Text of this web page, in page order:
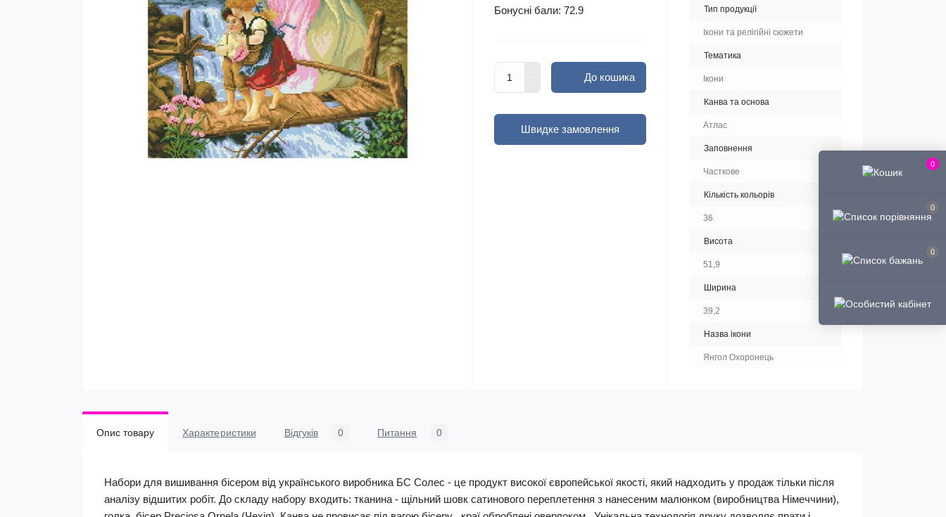
0
0
0
Бонусні бали: 72.9
До кошика
Швидке замовлення
Тип продукції
Ікони та релігійні сюжети
Тематика
Ікони
Канва та основа
Атлас
Заповнення
Часткове
Кількість кольорів
36
Висота
51,9
Ширина
39,2
Назва ікони
Янгол Охоронець
Опис товару Характеристики Відгуків 0 Питання 0
Набори для вишивання бісером від українського виробника БС Солес - це продукт високої європейської якості, який надходить у продаж тільки після
аналізу відшитих робіт. До складу набору входить: тканина - щільний шовк сатинового переплетення з нанесеним малюнком (виробництва Німеччини),